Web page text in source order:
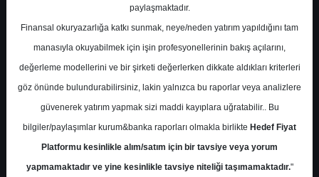
Ortalama Getiri Potansiyeli
Kurum Sayısı
17
6 4
Paralel
Get.
3
Üstü
Get.
2
Yok
1
paylaşmaktadır.
Finansal okuryazarlığa katkı sunmak, neye/neden yatırım yapıldığını tam
manasıyla okuyabilmek için işin profesyonellerinin bakış açılarını,
değerleme modellerini ve bir şirketi değerlerken dikkate aldıkları kriterleri
göz önünde bulundurabilirsiniz, lakin yalnızca bu raporlar veya analizlere
güvenerek yatırım yapmak sizi maddi kayıplara uğratabilir.. Bu
bilgiler/paylaşımlar kurum&banka raporları olmakla birlikte Hedef Fiyat
Platformu kesinlikle alım/satım için bir tavsiye veya yorum
yapmamaktadır ve yine kesinlikle tavsiye niteliği taşımamaktadır."